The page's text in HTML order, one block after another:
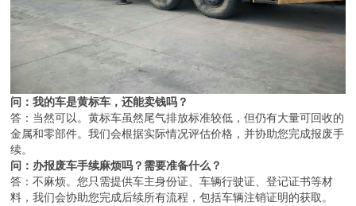
问：我的车是黄标车，还能卖钱吗？
答：当然可以。黄标车虽然尾气排放标准较低，但仍有大量可回收的
金属和零部件。我们会根据实际情况评估价格，并协助您完成报废手
续。
问：办报废车手续麻烦吗？需要准备什么？
答：不麻烦。您只需提供车主身份证、车辆行驶证、登记证书等材
料，我们会协助您完成后续所有流程，包括车辆注销证明的获取。